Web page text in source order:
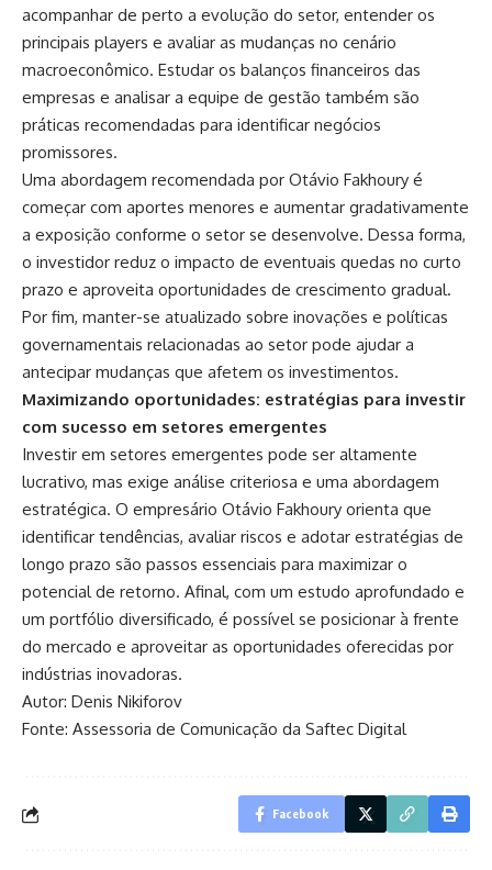
acompanhar de perto a evolução do setor, entender os
principais players e avaliar as mudanças no cenário
macroeconômico. Estudar os balanços financeiros das
empresas e analisar a equipe de gestão também são
práticas recomendadas para identificar negócios
promissores.
Uma abordagem recomendada por Otávio Fakhoury é
começar com aportes menores e aumentar gradativamente
a exposição conforme o setor se desenvolve. Dessa forma,
o investidor reduz o impacto de eventuais quedas no curto
prazo e aproveita oportunidades de crescimento gradual.
Por fim, manter-se atualizado sobre inovações e políticas
governamentais relacionadas ao setor pode ajudar a
antecipar mudanças que afetem os investimentos.
Maximizando oportunidades: estratégias para investir
com sucesso em setores emergentes
Investir em setores emergentes pode ser altamente
lucrativo, mas exige análise criteriosa e uma abordagem
estratégica. O empresário Otávio Fakhoury orienta que
identificar tendências, avaliar riscos e adotar estratégias de
longo prazo são passos essenciais para maximizar o
potencial de retorno. Afinal, com um estudo aprofundado e
um portfólio diversificado, é possível se posicionar à frente
do mercado e aproveitar as oportunidades oferecidas por
indústrias inovadoras.
Autor: Denis Nikiforov
Fonte: Assessoria de Comunicação da Saftec Digital
Facebook